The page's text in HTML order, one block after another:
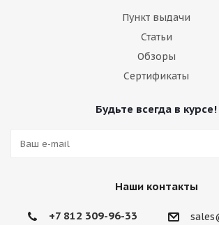
Пункт выдачи
Статьи
Обзоры
Сертификаты
Будьте всегда в курсе!
Наши контакты
+7 812 309-96-33